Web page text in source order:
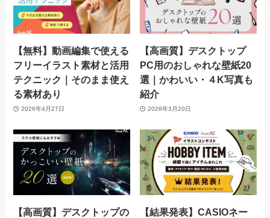
【無料】動画編集で使える
フリーイラスト素材と活用
テクニック｜そのまま使え
る素材あり
2026年4月27日
【高画質】デスクトップ
PC用のおしゃれな壁紙20
選｜かわいい・４K写真も
紹介
2026年3月20日
【高画質】デスクトップの
【結果発表】CASIOネー